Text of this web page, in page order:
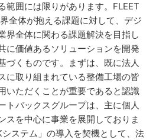
範囲には限りがあります。FLEET
全体が抱える課題に対して、デジ
界全体に関わる課題解決を目指し
に価値あるソリューションを開発
づくものです。まずは、既に法人
に取り組まれている整備工場の皆
いただくことが重要であると認識
トバックスグループは、主に個人
スを中心に事業を展開しておりま
ステム」の導入を契機として、法